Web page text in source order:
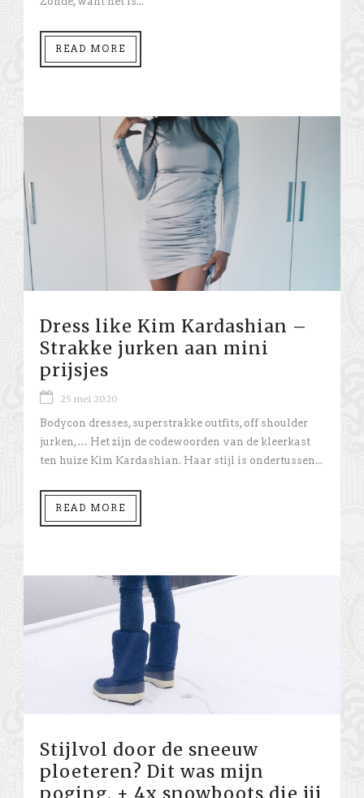
READ MORE
Dress like Kim Kardashian –
Strakke jurken aan mini
prijsjes
25 mei 2020
Bodycon dresses, superstrakke outfits, off shoulder
jurken,… Het zijn de codewoorden van de kleerkast
ten huize Kim Kardashian. Haar stijl is ondertussen...
READ MORE
Stijlvol door de sneeuw
ploeteren? Dit was mijn